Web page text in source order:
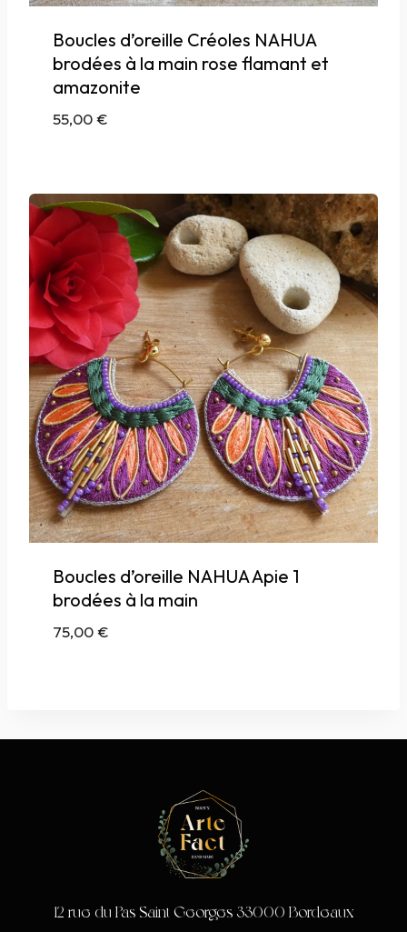
Boucles d’oreille Créoles NAHUA
brodées à la main rose flamant et
amazonite
55,00€
Boucles d’oreille NAHUA Apie 1
brodées à la main
75,00€
12 rue du Pas Saint Georges 33000 Bordeaux